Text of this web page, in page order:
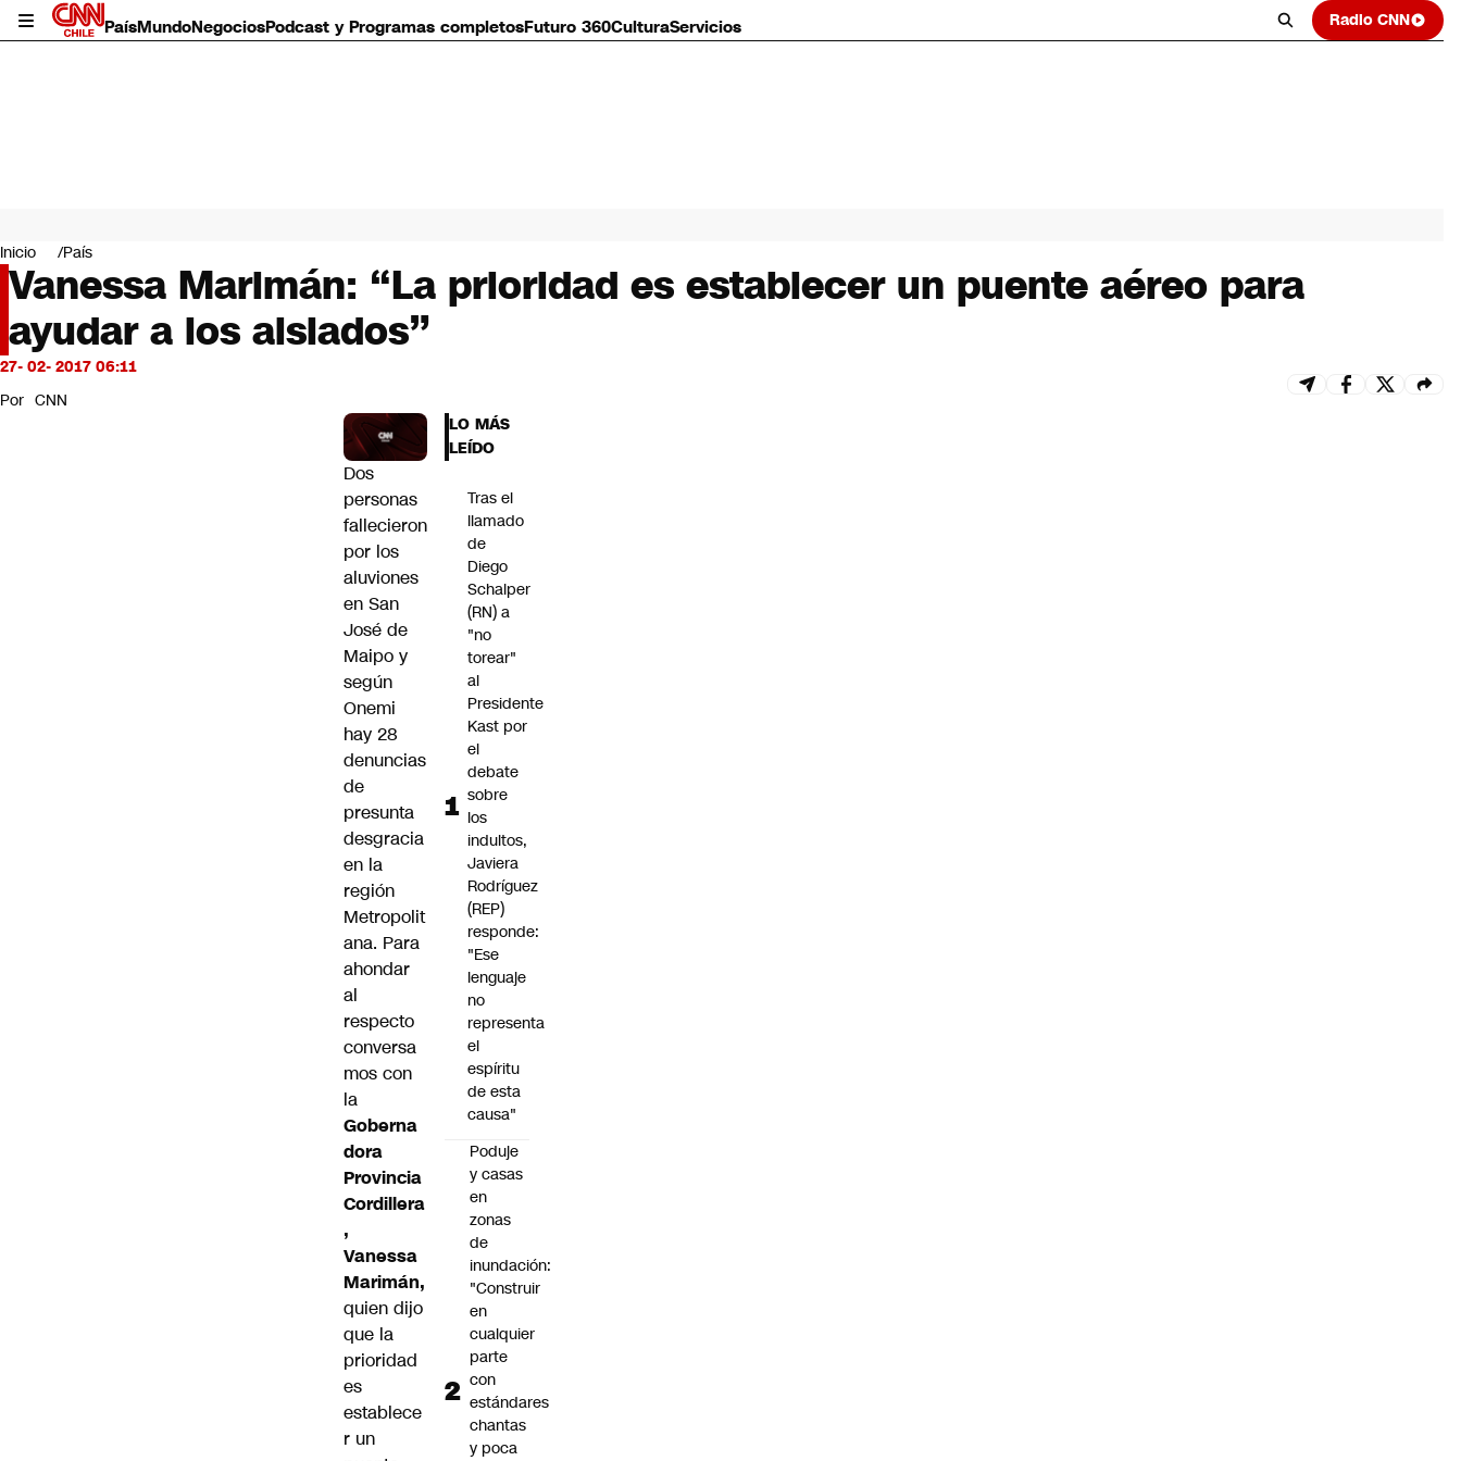
PaísMundoNegociosPodcast y Programas completosFuturo 360CulturaServicios Radio CNN
Mundo
Negocios
Deportes
Programas completos
Cultura
Servicios
Bits
CNN Data
Inicio País
Vanessa Marimán: “La prioridad es establecer un puente aéreo para
ayudar a los aislados”
27- 02- 2017 06:11
Por CNN
Dos
personas
fallecieron
por los
aluviones
en San
José de
Maipo y
según
Onemi
hay 28
denuncias
de
presunta
desgracia
en la
región
Metropolit
ana. Para
ahondar
al
respecto
conversa
mos con
la
Goberna
dora
Provincia
Cordillera
,
Vanessa
Marimán,
quien dijo
que la
prioridad
es
establece
r un
LO MÁS
LEÍDO
Tras el
llamado
de
Diego
Schalper
(RN) a
"no
torear"
al
Presidente
Kast por
el
debate
sobre
los
indultos,
Javiera
Rodríguez
(REP)
responde:
"Ese
lenguaje
no
representa
el
espíritu
de esta
causa"
Poduje
y casas
en
zonas
de
inundación:
"Construir
en
cualquier
parte
con
estándares
chantas
y poca